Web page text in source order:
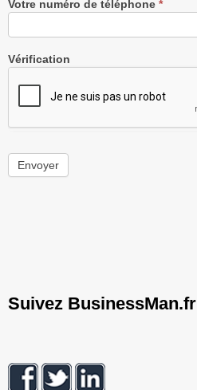
Votre numéro de téléphone *
Vérification
Envoyer
Suivez BusinessMan.fr